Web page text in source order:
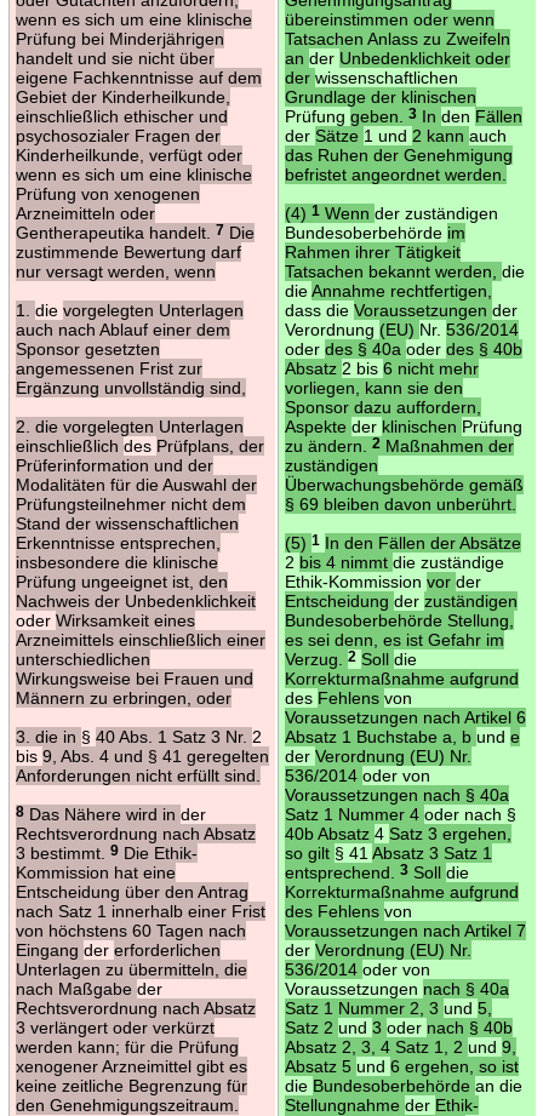
wenn es sich um eine klinische
Prüfung bei Minderjährigen
handelt und sie nicht über
eigene Fachkenntnisse auf dem
Gebiet der Kinderheilkunde,
einschließlich ethischer und
psychosozialer Fragen der
Kinderheilkunde, verfügt oder
wenn es sich um eine klinische
Prüfung von xenogenen
Arzneimitteln oder
Gentherapeutika handelt.
7Die
zustimmende Bewertung darf
nur versagt werden, wenn
1. die vorgelegten Unterlagen
auch nach Ablauf einer dem
Sponsor gesetzten
angemessenen Frist zur
Ergänzung unvollständig sind,
2. die vorgelegten Unterlagen
einschließlich des Prüfplans, der
Prüferinformation und der
Modalitäten für die Auswahl der
Prüfungsteilnehmer nicht dem
Stand der wissenschaftlichen
Erkenntnisse entsprechen,
insbesondere die klinische
Prüfung ungeeignet ist, den
Nachweis der Unbedenklichkeit
oder Wirksamkeit eines
Arzneimittels einschließlich einer
unterschiedlichen
Wirkungsweise bei Frauen und
Männern zu erbringen, oder
3. die in § 40 Abs. 1 Satz 3 Nr. 2
bis 9, Abs. 4 und § 41 geregelten
Anforderungen nicht erfüllt sind.
8Das Nähere wird in der
Rechtsverordnung nach Absatz
3 bestimmt.
9Die Ethik-
Kommission hat eine
Entscheidung über den Antrag
nach Satz 1 innerhalb einer Frist
von höchstens 60 Tagen nach
Eingang der erforderlichen
Unterlagen zu übermitteln, die
nach Maßgabe der
Rechtsverordnung nach Absatz
3 verlängert oder verkürzt
werden kann; für die Prüfung
xenogener Arzneimittel gibt es
keine zeitliche Begrenzung für
den Genehmigungszeitraum.
übereinstimmen oder wenn
Tatsachen Anlass zu Zweifeln
an der Unbedenklichkeit oder
der wissenschaftlichen
Grundlage der klinischen
Prüfung geben. 3In den Fällen
der Sätze 1 und 2 kann auch
das Ruhen der Genehmigung
befristet angeordnet werden.
(4) 1Wenn der zuständigen
Bundesoberbehörde im
Rahmen ihrer Tätigkeit
Tatsachen bekannt werden, die
dieAnnahme rechtfertigen,
dass die Voraussetzungen der
Verordnung (EU) Nr. 536/2014
oder des § 40a oder des § 40b
Absatz 2 bis 6 nicht mehr
vorliegen, kann sie den
Sponsor dazu auffordern,
Aspekte der klinischen Prüfung
zu ändern.
2Maßnahmen der
zuständigen
Überwachungsbehörde gemäß
§ 69 bleiben davon unberührt.
(5) 1 In den Fällen der Absätze
2 bis 4 nimmt die zuständige
Ethik-Kommission vor der
Entscheidung der zuständigen
Bundesoberbehörde Stellung,
es sei denn, es ist Gefahr im
Verzug.
2 Soll die
Korrekturmaßnahme aufgrund
des Fehlens von
Voraussetzungen nach Artikel 6
Absatz 1 Buchstabe a, b und e
der Verordnung (EU) Nr.
536/2014 oder von
Voraussetzungen nach § 40a
Satz 1 Nummer 4 oder nach §
40b Absatz 4 Satz 3 ergehen,
so gilt § 41 Absatz 3 Satz 1
entsprechend.
3Soll die
Korrekturmaßnahme aufgrund
des Fehlens von
Voraussetzungen nach Artikel 7
der Verordnung (EU) Nr.
536/2014 oder von
Voraussetzungen nach § 40a
Satz 1 Nummer 2, 3 und 5,
Satz 2 und 3 oder nach § 40b
Absatz 2, 3, 4 Satz 1, 2 und 9,
Absatz 5 und 6 ergehen, so ist
die Bundesoberbehörde an die
Stellungnahme der Ethik-